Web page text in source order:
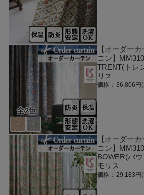
【オーダーカ
コン】
TRENT(トレ
リス
価格： 36,806円
【オーダーカ
コン】
BOWER(バウ
モリス
価格： 29,183円